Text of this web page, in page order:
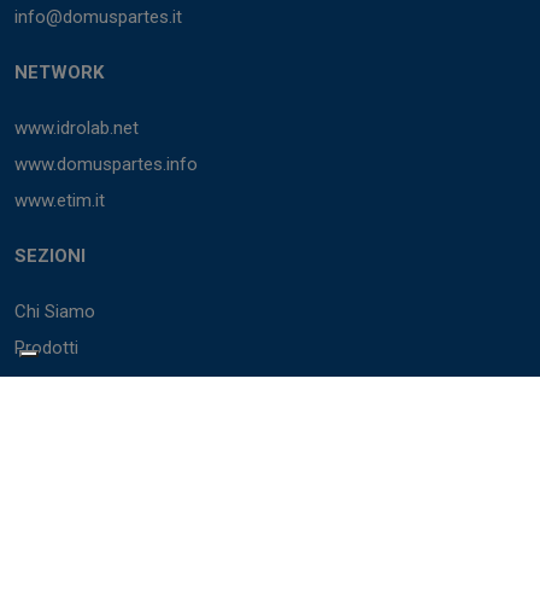
info@domuspartes.it
NETWORK
www.idrolab.net
www.domuspartes.info
www.etim.it
SEZIONI
Chi Siamo
Prodotti
Marchi